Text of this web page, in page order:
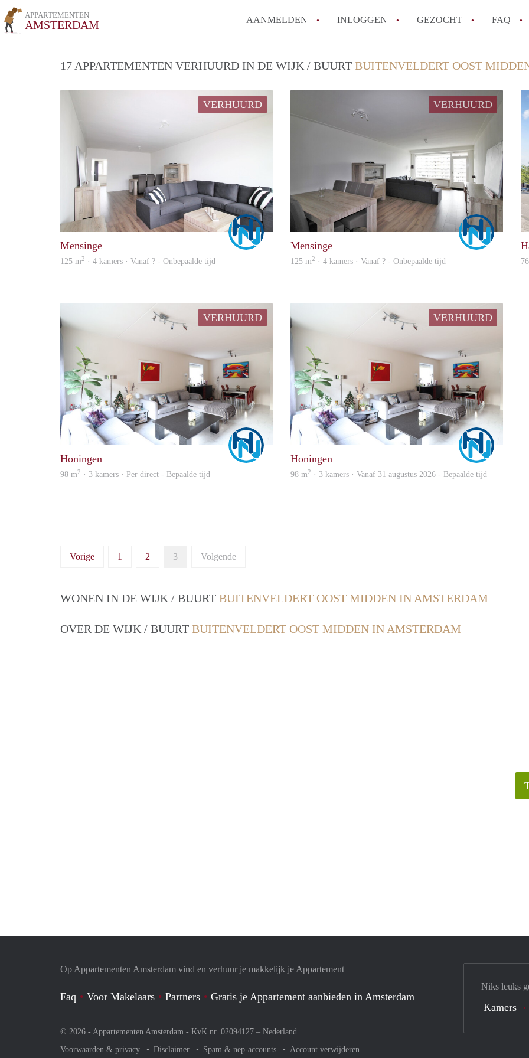
APPARTEMENTEN
AMSTERDAM AANMELDEN INLOGGEN GEZOCHT FAQ
Amsterdam?
Wat zijn de voordelen van het huren van
Hoe vind je een goedkoop appartement
Wat zijn de verplichtingen van een
Kan je beter een appartement huren of
Alle veelgestelde vragen
17 APPARTEMENTEN VERHUURD IN DE WIJK / BUURT BUITENVELDERT OOST
VERHUURD
Mensinge
125 m2 · 4 kamers · Vanaf ? - Onbepaalde tijd
VERHUURD
Mensinge
125 m2 · 4 kamers · Vanaf ? - Onbepaalde tijd
VERHUURD
Honingen
98 m2 · 3 kamers · Per direct - Bepaalde tijd
VERHUURD
Honingen
98 m2 · 3 kamers · Vanaf 31 augustus 2026 - Bepaalde tijd
Vorige 1 2 3 Volgende
WONEN IN DE WIJK / BUURT BUITENVELDERT OOST MIDDEN IN AMSTERDAM
OVER DE WIJK / BUURT BUITENVELDERT OOST MIDDEN IN AMSTERDAM
Op Appartementen Amsterdam vind en verhuur je makkelijk je Appartement
Faq Voor Makelaars Partners Gratis je Appartement aanbieden in Amsterdam
© 2026 - Appartementen Amsterdam - KvK nr. 02094127 – Nederland
Voorwaarden & privacy
Disclaimer Spam & nep-accounts Account verwijderen
Niks leuks
Kamers